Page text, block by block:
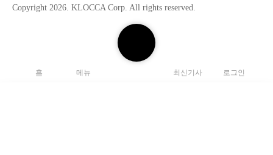
검
색
홈 메뉴 최신기사 로그인
Copyright 2026. KLOCCA Corp. All rights reserved.